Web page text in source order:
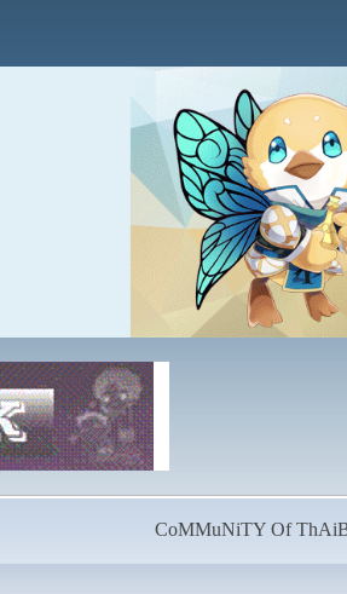
CoMMuNiTY Of